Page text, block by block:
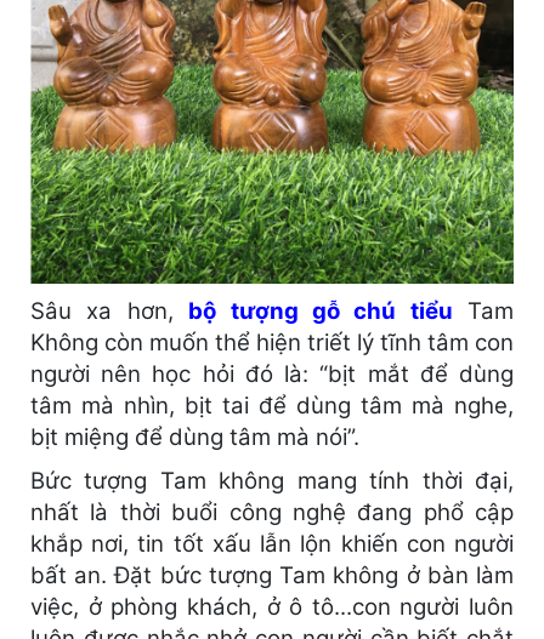
Sâu xa hơn, bộ tượng gỗ chú tiểu Tam
Không còn muốn thể hiện triết lý tĩnh tâm con
người nên học hỏi đó là: “bịt mắt để dùng
tâm mà nhìn, bịt tai để dùng tâm mà nghe,
bịt miệng để dùng tâm mà nói”.
Bức tượng Tam không mang tính thời đại,
nhất là thời buổi công nghệ đang phổ cập
khắp nơi, tin tốt xấu lẫn lộn khiến con người
bất an. Đặt bức tượng Tam không ở bàn làm
việc, ở phòng khách, ở ô tô...con người luôn